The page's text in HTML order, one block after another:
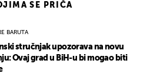
SE PRIČA
BARUTA
stručnjak upozorava na novu
Ovaj grad u BiH-u bi mogao biti